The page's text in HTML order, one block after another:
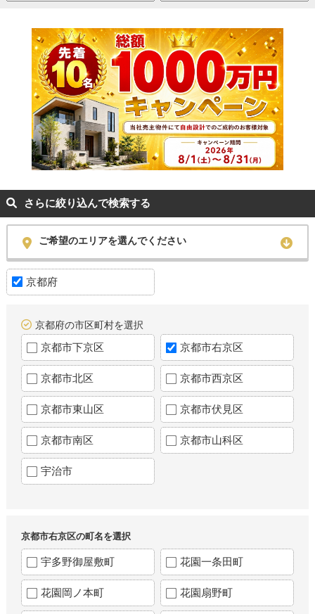
さらに絞り込んで検索する
ご希望のエリアを選んでください
京都府
京都府の市区町村を選択
京都市下京区 京都市右京区
京都市北区 京都市西京区
京都市東山区 京都市伏見区
京都市南区 京都市山科区
宇治市
京都市右京区の町名を選択
宇多野御屋敷町 花園一条田町
花園岡ノ本町 花園扇野町